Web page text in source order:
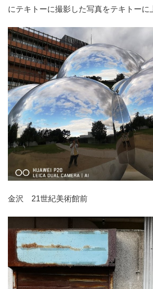
にテキトーに撮影した写真をテキトーに
金沢 21世紀美術館前